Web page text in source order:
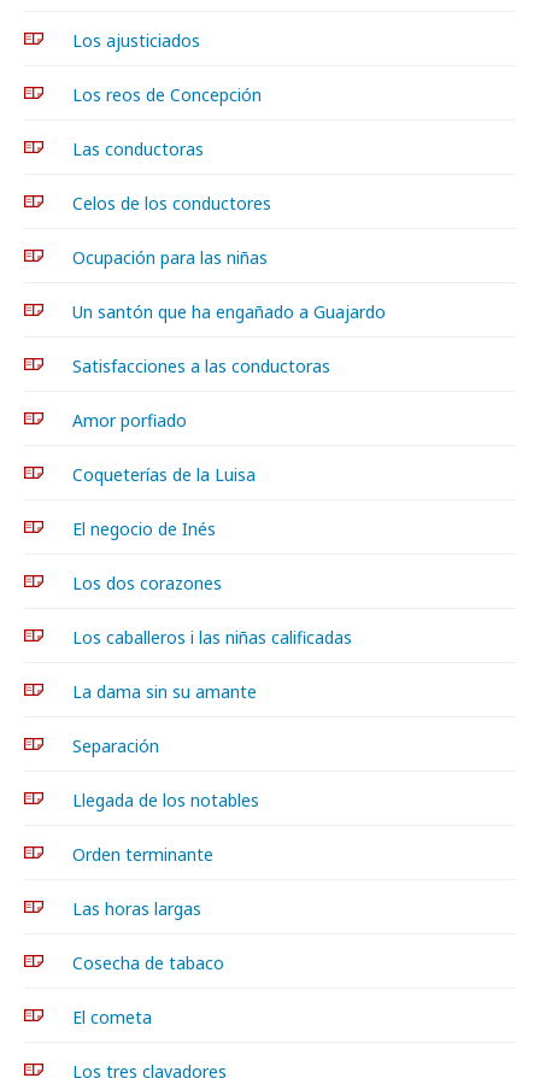
Los ajusticiados
Los reos de Concepción
Las conductoras
Celos de los conductores
Ocupación para las niñas
Un santón que ha engañado a Guajardo
Satisfacciones a las conductoras
Amor porfiado
Coqueterías de la Luisa
El negocio de Inés
Los dos corazones
Los caballeros i las niñas calificadas
La dama sin su amante
Separación
Llegada de los notables
Orden terminante
Las horas largas
Cosecha de tabaco
El cometa
Los tres clavadores